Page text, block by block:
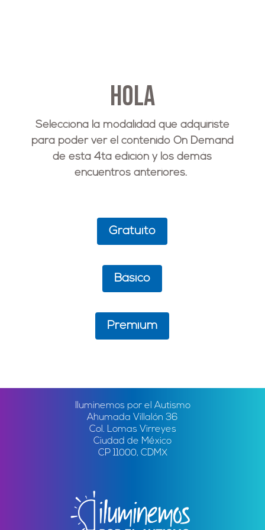
Hola
Selecciona la modalidad que adquiriste
para poder ver el contenido On Demand
de esta 4ta edición y los demás
encuentros anteriores.
Gratuito
Básico
Premium
Iluminemos por el Autismo
Ahumada Villalón 36
Col. Lomas Virreyes
Ciudad de México
CP 11000, CDMX